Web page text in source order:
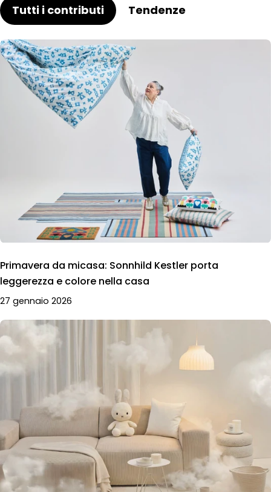
Tutti i contributi Tendenze
Primavera da micasa: Sonnhild Kestler porta
leggerezza e colore nella casa
27 gennaio 2026